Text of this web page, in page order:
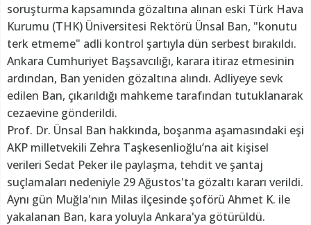
soruşturma kapsamında gözaltına alınan eski Türk Hava
Kurumu (THK) Üniversitesi Rektörü Ünsal Ban, "konutu
terk etmeme" adli kontrol şartıyla dün serbest bırakıldı.
Ankara Cumhuriyet Başsavcılığı, karara itiraz etmesinin
ardından, Ban yeniden gözaltına alındı. Adliyeye sevk
edilen Ban, çıkarıldığı mahkeme tarafından tutuklanarak
cezaevine gönderildi.
Prof. Dr. Ünsal Ban hakkında, boşanma aşamasındaki eşi
AKP milletvekili Zehra Taşkesenlioğlu’na ait kişisel
verileri Sedat Peker ile paylaşma, tehdit ve şantaj
suçlamaları nedeniyle 29 Ağustos'ta gözaltı kararı verildi.
Aynı gün Muğla'nın Milas ilçesinde şoförü Ahmet K. ile
yakalanan Ban, kara yoluyla Ankara'ya götürüldü.